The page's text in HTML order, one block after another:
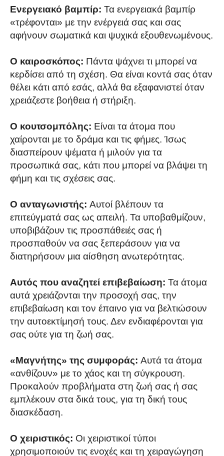
Ενεργειακό βαμπίρ: Τα ενεργειακά βαμπίρ
«τρέφονται» με την ενέργειά σας και σας
αφήνουν σωματικά και ψυχικά εξουθενωμένους.
Ο καιροσκόπος: Πάντα ψάχνει τι μπορεί να
κερδίσει από τη σχέση. Θα είναι κοντά σας όταν
θέλει κάτι από εσάς, αλλά θα εξαφανιστεί όταν
χρειάζεστε βοήθεια ή στήριξη.
Ο κουτσομπόλης: Είναι τα άτομα που
χαίρονται με το δράμα και τις φήμες. Ίσως
διασπείρουν ψέματα ή μιλούν για τα
προσωπικά σας, κάτι που μπορεί να βλάψει τη
φήμη και τις σχέσεις σας.
Ο ανταγωνιστής: Αυτοί βλέπουν τα
επιτεύγματά σας ως απειλή. Τα υποβαθμίζουν,
υποβιβάζουν τις προσπάθειές σας ή
προσπαθούν να σας ξεπεράσουν για να
διατηρήσουν μια αίσθηση ανωτερότητας.
Αυτός που αναζητεί επιβεβαίωση: Τα άτομα
αυτά χρειάζονται την προσοχή σας, την
επιβεβαίωση και τον έπαινο για να βελτιώσουν
την αυτοεκτίμησή τους. Δεν ενδιαφέρονται για
σας ούτε για τη ζωή σας.
«Μαγνήτης» της συμφοράς: Αυτά τα άτομα
«ανθίζουν» με το χάος και τη σύγκρουση.
Προκαλούν προβλήματα στη ζωή σας ή σας
εμπλέκουν στα δικά τους, για τη δική τους
διασκέδαση.
Ο χειριστικός: Οι χειριστικοί τύποι
χρησιμοποιούν τις ενοχές και τη χειραγώγηση